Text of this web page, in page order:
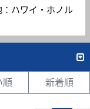
ハワイ・ホノル
順 新着順